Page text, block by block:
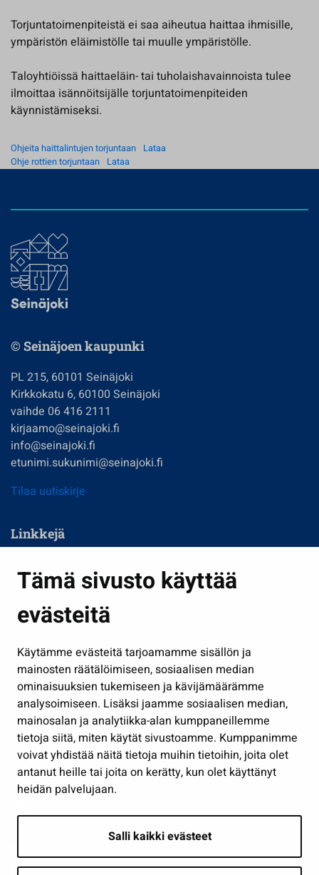
Tämä sivusto käyttää
evästeitä
Käytämme evästeitä tarjoamamme sisällön ja
mainosten räätälöimiseen, sosiaalisen median
ominaisuuksien tukemiseen ja kävijämäärämme
analysoimiseen. Lisäksi jaamme sosiaalisen median,
mainosalan ja analytiikka-alan kumppaneillemme
tietoja siitä, miten käytät sivustoamme. Kumppanimme
voivat yhdistää näitä tietoja muihin tietoihin, joita olet
antanut heille tai joita on kerätty, kun olet käyttänyt
heidän palvelujaan.
Salli kaikki evästeet
Torjuntatoimenpiteistä ei saa aiheutua haittaa ihmisille,
ympäristön eläimistölle tai muulle ympäristölle.
Taloyhtiöissä haittaeläin- tai tuholaishavainnoista tulee
ilmoittaa isännöitsijälle torjuntatoimenpiteiden
käynnistämiseksi.
Ohjeita haittalintujen torjuntaan
Lataa
Ohje rottien torjuntaan
Lataa
© Seinäjoen kaupunki
PL 215, 60101 Seinäjoki
Kirkkokatu 6, 60100 Seinäjoki
vaihde 06 416 2111
kirjaamo@seinajoki.fi
info@seinajoki.fi
etunimi.sukunimi@seinajoki.fi
Tilaa uutiskirje
Linkkejä
Kasvatus ja opetus
Kulttuuri ja liikunta
Työ ja yrittäminen
Osallistu ja asioi
Näytä omat evästeasetukseni
Seuraa meitä